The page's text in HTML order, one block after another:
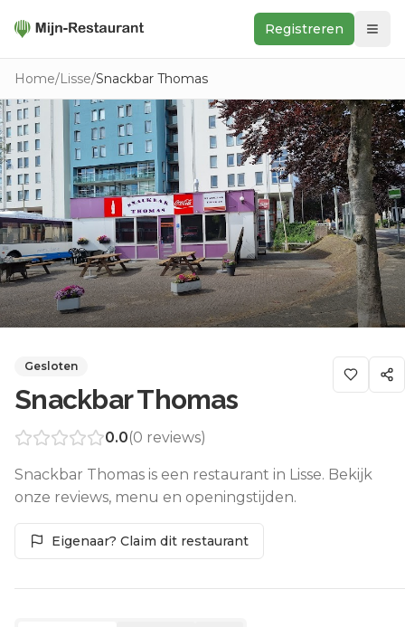
Registreren
Zoeken
In de buurt
Ontdek
Keukens
Foodwall
Reviews
Home/Lisse/Snackbar Thomas
Gesloten
Snackbar Thomas
0.0(0 reviews)
Snackbar Thomas is een restaurant in Lisse. Bekijk
onze reviews, menu en openingstijden.
Eigenaar? Claim dit restaurant